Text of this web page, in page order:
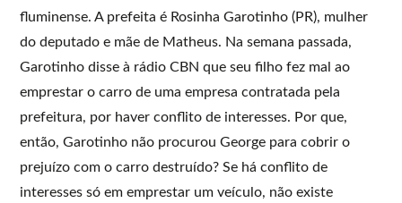
fluminense. A prefeita é Rosinha Garotinho (PR), mulher
do deputado e mãe de Matheus. Na semana passada,
Garotinho disse à rádio CBN que seu filho fez mal ao
emprestar o carro de uma empresa contratada pela
prefeitura, por haver conflito de interesses. Por que,
então, Garotinho não procurou George para cobrir o
prejuízo com o carro destruído? Se há conflito de
interesses só em emprestar um veículo, não existe